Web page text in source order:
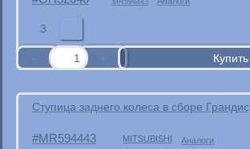
MR594443
3
Ступица заднего колеса в сборе Грандис
MR594443 MITSUBISHI Аналоги